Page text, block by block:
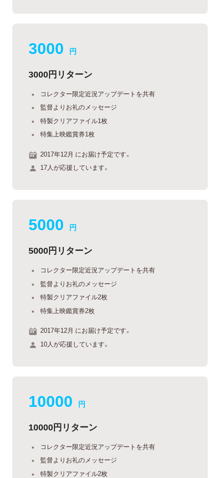
3000 円
3000円リターン
コレクター限定近況アップデートを共有
監督よりお礼のメッセージ
特製クリアファイル1枚
特集上映鑑賞券1枚
2017年12月 にお届け予定です。
17人が応援しています。
5000 円
5000円リターン
コレクター限定近況アップデートを共有
監督よりお礼のメッセージ
特製クリアファイル2枚
特集上映鑑賞券2枚
2017年12月 にお届け予定です。
10人が応援しています。
10000 円
10000円リターン
コレクター限定近況アップデートを共有
監督よりお礼のメッセージ
特製クリアファイル2枚